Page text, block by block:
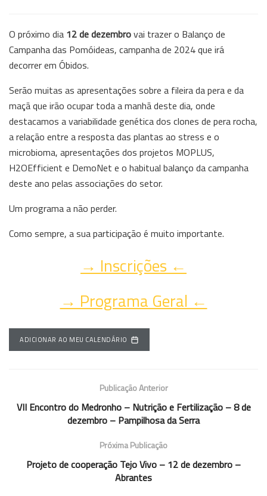
O próximo dia 12 de dezembrovai trazer o Balanço de
Campanha das Pomóideas, campanha de 2024 que irá
decorrer em Óbidos.
Serão muitas as apresentações sobre a fileira da pera e da
maçã que irão ocupar toda a manhã deste dia, onde
destacamos a variabilidade genética dos clones de pera rocha,
a relação entre a resposta das plantas ao stress e o
microbioma, apresentações dos projetos MOPLUS,
H2OEfficient e DemoNet e o habitual balanço da campanha
deste ano pelas associações do setor.
Um programa a não perder.
Como sempre, a sua participação é muito importante.
→ Inscrições ←
→ Programa Geral ←
ADICIONAR AO MEU CALENDÁRIO
Publicação Anterior
VII Encontro do Medronho – Nutrição e Fertilização – 8 de
dezembro – Pampilhosa da Serra
Próxima Publicação
Projeto de cooperação Tejo Vivo – 12 de dezembro –
Abrantes